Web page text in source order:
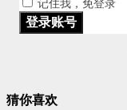
记住我，免登录
猜你喜欢